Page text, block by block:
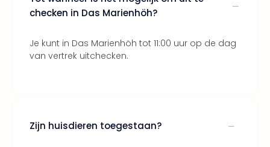
checken in Das Marienhöh?
Je kunt in Das Marienhöh tot 11:00 uur op de dag
van vertrek uitchecken.
Zijn huisdieren toegestaan?